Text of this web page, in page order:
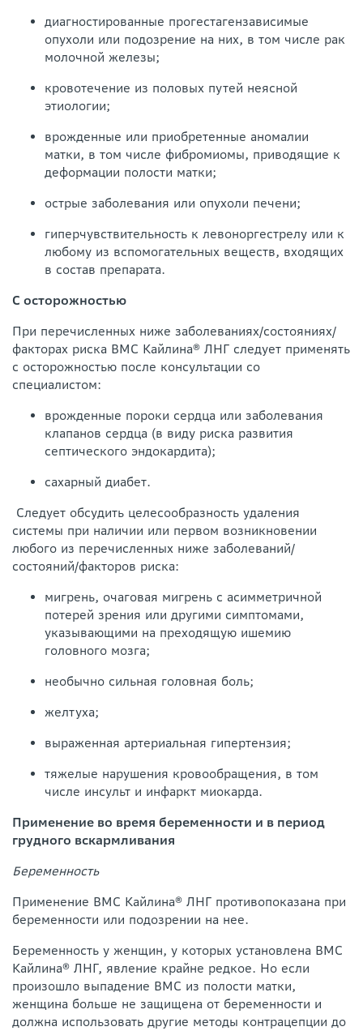
диагностированные прогестагензависимые
опухоли или подозрение на них, в том числе рак
молочной железы;
кровотечение из половых путей неясной
этиологии;
врожденные или приобретенные аномалии
матки, в том числе фибромиомы, приводящие к
деформации полости матки;
острые заболевания или опухоли печени;
гиперчувствительность к левоноргестрелу или к
любому из вспомогательных веществ, входящих
в состав препарата.
С осторожностью
При перечисленных ниже заболеваниях/состояниях/
факторах риска ВМС Кайлина® ЛНГ следует применять
с осторожностью после консультации со
специалистом:
врожденные пороки сердца или заболевания
клапанов сердца (в виду риска развития
септического эндокардита);
сахарный диабет.
Следует обсудить целесообразность удаления
системы при наличии или первом возникновении
любого из перечисленных ниже заболеваний/
состояний/факторов риска:
мигрень, очаговая мигрень с асимметричной
потерей зрения или другими симптомами,
указывающими на преходящую ишемию
головного мозга;
необычно сильная головная боль;
желтуха;
выраженная артериальная гипертензия;
тяжелые нарушения кровообращения, в том
числе инсульт и инфаркт миокарда.
Применение во время беременности и в период
грудного вскармливания
Беременность
Применение ВМС Кайлина® ЛНГ противопоказана при
беременности или подозрении на нее.
Беременность у женщин, у которых установлена ВМС
Кайлина® ЛНГ, явление крайне редкое. Но если
произошло выпадение ВМС из полости матки,
женщина больше не защищена от беременности и
должна использовать другие методы контрацепции до